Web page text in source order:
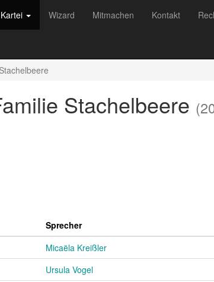
Kartei Wizard Mitmachen Kontakt
Stachelbeere
Sprecher
Micaëla Kreißler
Ursula Vogel